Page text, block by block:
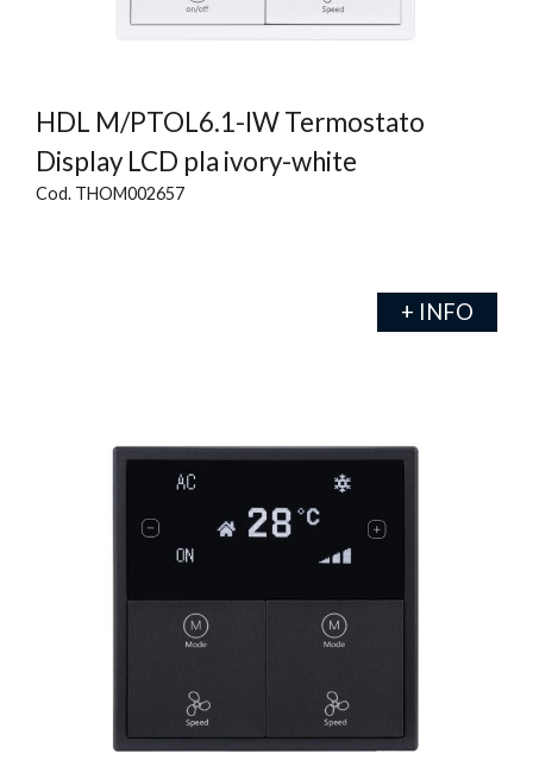
HDL M/PTOL6.1-IW Termostato
Display LCD pla ivory-white
Cod. THOM002657
+ INFO